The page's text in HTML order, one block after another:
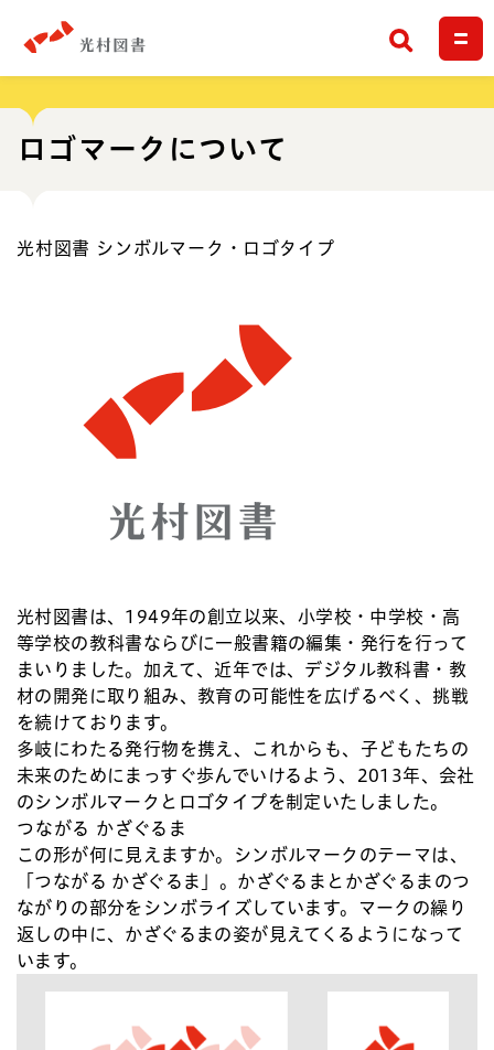
検索
ロゴマークについて
光村図書 シンボルマーク・ロゴタイプ
光村図書は、1949年の創立以来、小学校・中学校・高
等学校の教科書ならびに一般書籍の編集・発行を行って
まいりました。加えて、近年では、デジタル教科書・教
材の開発に取り組み、教育の可能性を広げるべく、挑戦
を続けております。
多岐にわたる発行物を携え、これからも、子どもたちの
未来のためにまっすぐ歩んでいけるよう、2013年、会社
のシンボルマークとロゴタイプを制定いたしました。
つながる かざぐるま
この形が何に見えますか。シンボルマークのテーマは、
「つながる かざぐるま」。かざぐるまとかざぐるまのつ
ながりの部分をシンボライズしています。マークの繰り
返しの中に、かざぐるまの姿が見えてくるようになって
います。